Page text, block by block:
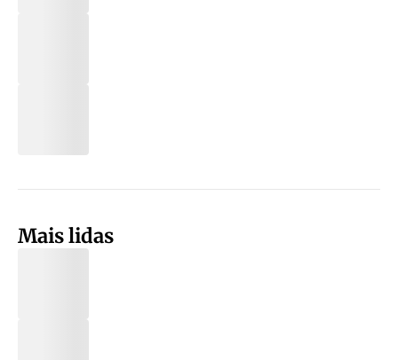
Mais lidas